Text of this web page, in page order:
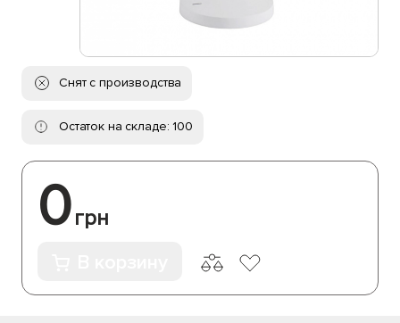
Снят с производства
Остаток на складе: 100
0грн